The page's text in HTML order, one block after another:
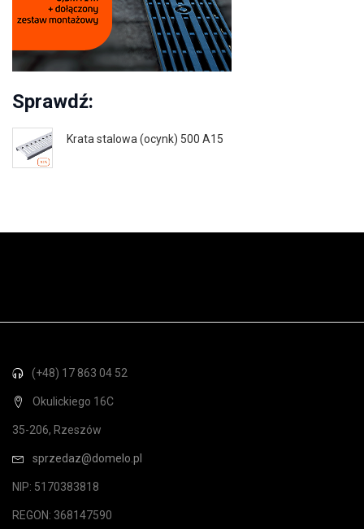
Sprawdź:
Krata stalowa (ocynk) 500 A15
(+48) 17 863 04 52
Okulickiego 16C
35-206, Rzeszów
sprzedaz@domelo.pl
NIP: 5170383818
REGON: 368147590